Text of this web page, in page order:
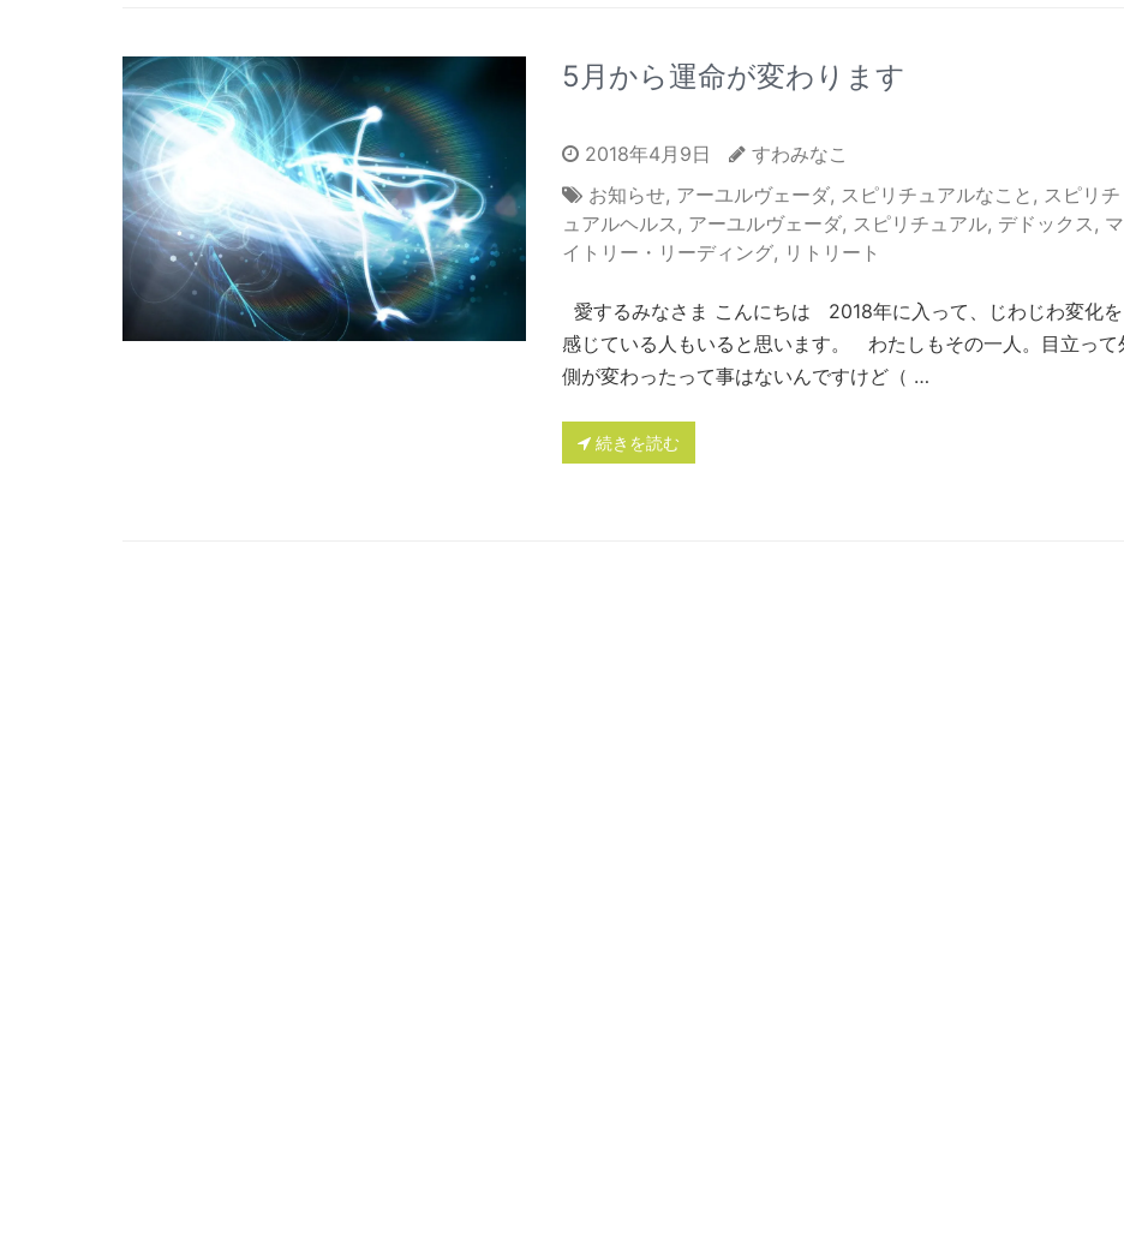
5月から運命が変わります
2018年4月9日
すわみなこ
お知らせ, アーユルヴェーダ, スピリチュアルなこと , スピリチ
ュアルヘルス, アーユルヴェーダ, スピリチュアル, デドックス, マ
イトリー・リーディング, リトリート
愛するみなさま こんにちは 2018年に入って、じわじわ変化を
感じている人もいると思います。 わたしもその一人。目立って
側が変わったって事はないんですけど（ …
続きを読む